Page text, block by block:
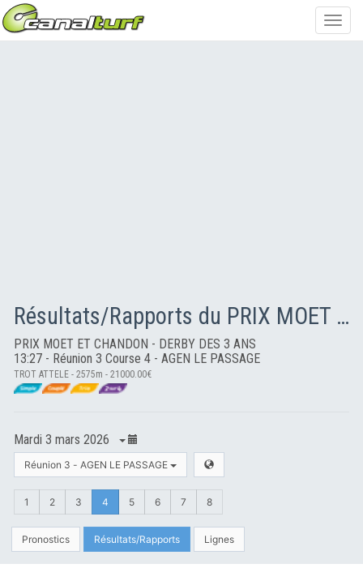
Résultats/Rapports du PRIX MOET ET CHANDON - DERBY DES 3 ANS
PRIX MOET ET CHANDON - DERBY DES 3 ANS
13:27 - Réunion 3 Course 4 - AGEN LE PASSAGE
TROT ATTELE - 2575m - 21000.00€
Mardi 3 mars 2026
Réunion 3 - AGEN LE PASSAGE
1 2 3 4 5 6 7 8
Pronostics Résultats/Rapports Lignes